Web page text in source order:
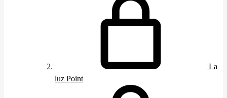
La
luz Point